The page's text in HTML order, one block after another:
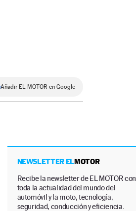
Añadir EL MOTOR en Google
NEWSLETTER ELMOTOR
Recibe la newsletter de EL MOTOR con
toda la actualidad del mundo del
automóvil y la moto, tecnología,
seguridad, conducción y eficiencia.